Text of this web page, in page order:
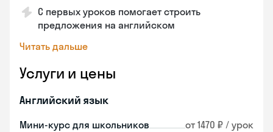
С первых уроков помогает строить
предложения на английском
Читать дальше
Услуги и цены
Английский язык
Мини-курс для школьников от 1470 ₽ / урок